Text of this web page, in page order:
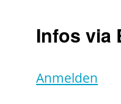
Infos via
Anmelden